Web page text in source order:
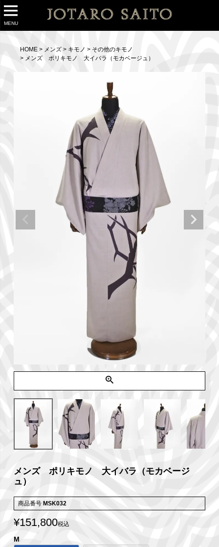
MENU
HOME メンズ キモノ
その他のキモノ
メンズ ポリキモノ 大イバラ（モカベージュ）
メンズ ポリキモノ 大イバラ（モカベージ
ュ）
商品番号 MSK032
¥151,800税込
M